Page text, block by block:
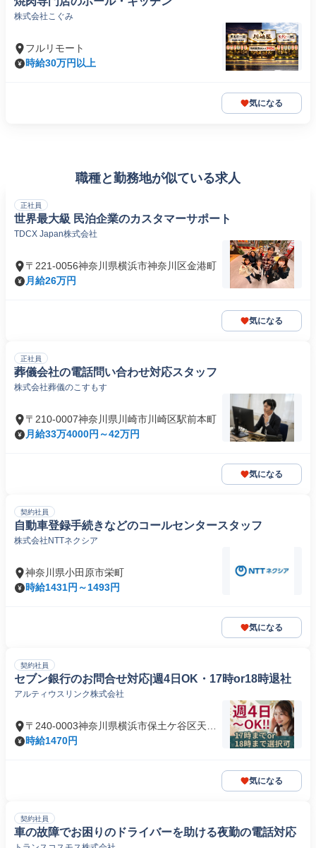
株式会社こぐみ
フルリモート
時給30万円以上
気になる
職種と勤務地が似ている求人
正社員
世界最大級 民泊企業のカスタマーサポート
TDCX Japan株式会社
〒221-0056神奈川県横浜市神奈川区金港町
月給26万円
気になる
正社員
葬儀会社の電話問い合わせ対応スタッフ
株式会社葬儀のこすもす
〒210-0007神奈川県川崎市川崎区駅前本町
月給33万4000円～42万円
気になる
契約社員
自動車登録手続きなどのコールセンタースタッフ
株式会社NTTネクシア
神奈川県小田原市栄町
時給1431円～1493円
気になる
契約社員
セブン銀行のお問合せ対応|週4日OK・17時or18時退社
アルティウスリンク株式会社
〒240-0003神奈川県横浜市保土ケ谷区天王
町
時給1470円
気になる
契約社員
車の故障でお困りのドライバーを助ける夜勤の電話対応